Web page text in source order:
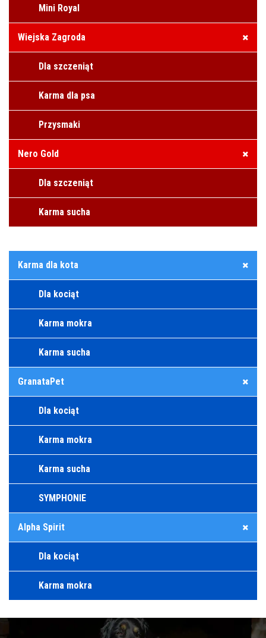
Mini Royal
Wiejska Zagroda
Dla szczeniąt
Karma dla psa
Przysmaki
Nero Gold
Dla szczeniąt
Karma sucha
Karma dla kota
Dla kociąt
Karma mokra
Karma sucha
GranataPet
Dla kociąt
Karma mokra
Karma sucha
SYMPHONIE
Alpha Spirit
Dla kociąt
Karma mokra